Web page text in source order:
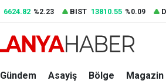
6624.82 %2.23 BIST 13810.55 %0.09
Gündem Asayiş Bölge Magazin